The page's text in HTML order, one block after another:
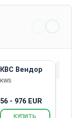
КВС Вендор
KWS
56 - 976 EUR
КУПИТЬ